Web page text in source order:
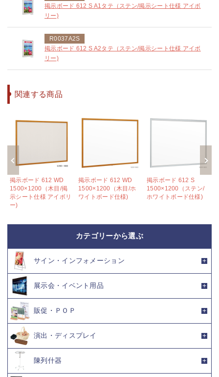
掲示ボード 612 S A1タテ（ステン/掲示シート仕様 アイボ
リー)
R0037A2S
掲示ボード 612 S A2タテ（ステン/掲示シート仕様 アイボ
リー)
関連する商品
掲示ボード 612 WD
1500×1200（木目/掲
示シート仕様 アイボリ
ー)
掲示ボード 612 WD
1500×1200（木目/ホ
ワイトボード仕様)
掲示ボード 612 S
1500×1200（ステン/
ホワイトボード仕様)
カテゴリーから選ぶ
サイン・インフォメーション
展示会・イベント用品
販促・ＰＯＰ
演出・ディスプレイ
陳列什器